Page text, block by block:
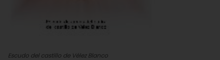
Escudo del castillo de Vélez Blanco